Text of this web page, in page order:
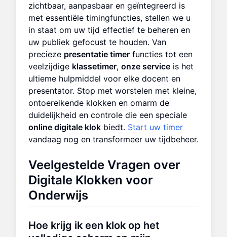
zichtbaar, aanpasbaar en geïntegreerd is
met essentiële timingfuncties, stellen we u
in staat om uw tijd effectief te beheren en
uw publiek gefocust te houden. Van
precieze presentatie timer functies tot een
veelzijdige klassetimer, onze service is het
ultieme hulpmiddel voor elke docent en
presentator. Stop met worstelen met kleine,
ontoereikende klokken en omarm de
duidelijkheid en controle die een speciale
online digitale klok biedt. Start uw timer
vandaag nog en transformeer uw tijdbeheer.
Veelgestelde Vragen over
Digitale Klokken voor
Onderwijs
Hoe krijg ik een klok op het